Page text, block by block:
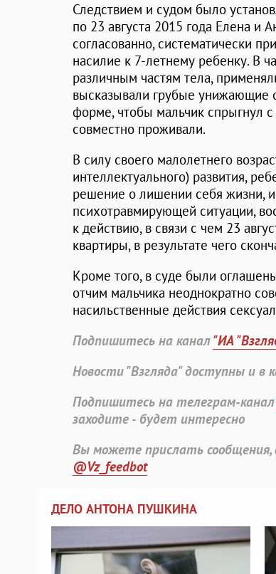
Следствием и судом было
по 23 августа 2015 года Елена и
согласованно, систематически
насилие к 7-летнему ребенку. В
различным частям тела,
высказывали грубые унижающие
форме, чтобы мальчик спрыгнул
совместно проживали.
В силу своего малолетнего
интеллектуального) развития,
решение о лишении себя жизни,
психотравмирующей ситуации,
к действию, в связи с чем 23
квартиры, в результате чего
Кроме того, в суде были
отчим мальчика неоднократно
насильственные действия
Подпишитесь на канал"ИА
Новости "Взгляда" доступны и в
Подпишитесь на телеграм-канал
заходите - будет интересно
Вы можете прислать
@Vz_feedbot
ДЕЛО АНТОНА ПУШКИНА